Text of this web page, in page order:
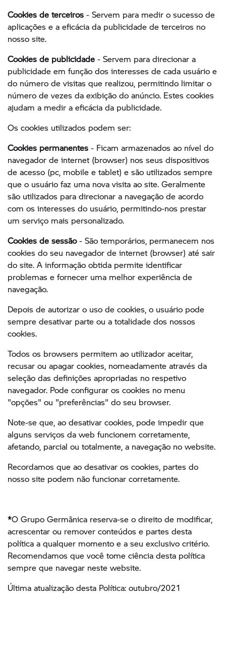
Cookies de terceiros - Servem para medir o sucesso de
aplicações e a eficácia da publicidade de terceiros no
nosso site.
Cookies de publicidade - Servem para direcionar a
publicidade em função dos interesses de cada usuário e
do número de visitas que realizou, permitindo limitar o
número de vezes da exibição do anúncio. Estes cookies
ajudam a medir a eficácia da publicidade.
Os cookies utilizados podem ser:
Cookies permanentes - Ficam armazenados ao nível do
navegador de internet (browser) nos seus dispositivos
de acesso (pc, mobile e tablet) e são utilizados sempre
que o usuário faz uma nova visita ao site. Geralmente
são utilizados para direcionar a navegação de acordo
com os interesses do usuário, permitindo-nos prestar
um serviço mais personalizado.
Cookies de sessão- São temporários, permanecem nos
cookies do seu navegador de internet (browser) até sair
do site. A informação obtida permite identificar
problemas e fornecer uma melhor experiência de
navegação.
Depois de autorizar o uso de cookies, o usuário pode
sempre desativar parte ou a totalidade dos nossos
cookies.
Todos os browsers permitem ao utilizador aceitar,
recusar ou apagar cookies, nomeadamente através da
seleção das definições apropriadas no respetivo
navegador. Pode configurar os cookies no menu
"opções" ou "preferências" do seu browser.
Note-se que, ao desativar cookies, pode impedir que
alguns serviços da web funcionem corretamente,
afetando, parcial ou totalmente, a navegação no website.
Recordamos que ao desativar os cookies, partes do
nosso site podem não funcionar corretamente.
*O Grupo Germânica reserva-se o direito de modificar,
acrescentar ou remover conteúdos e partes desta
política a qualquer momento e a seu exclusivo critério.
Recomendamos que você tome ciência desta política
sempre que navegar neste website.
Última atualização desta Política: outubro/2021